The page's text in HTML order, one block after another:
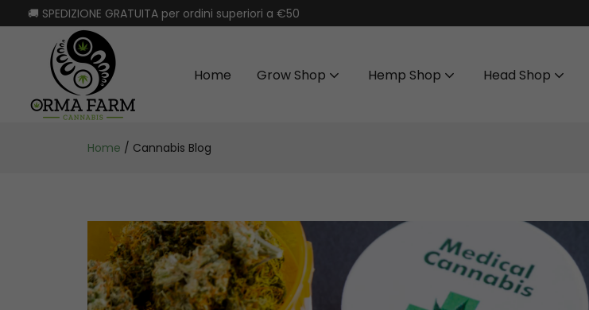
🚚 SPEDIZIONE GRATUITA per ordini superiori a €50
Home Grow Shop Hemp Shop Head Shop
Home / Cannabis Blog